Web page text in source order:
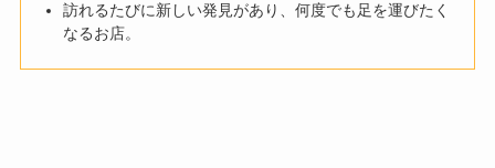
訪れるたびに新しい発見があり、何度でも足を運びたく
なるお店。​